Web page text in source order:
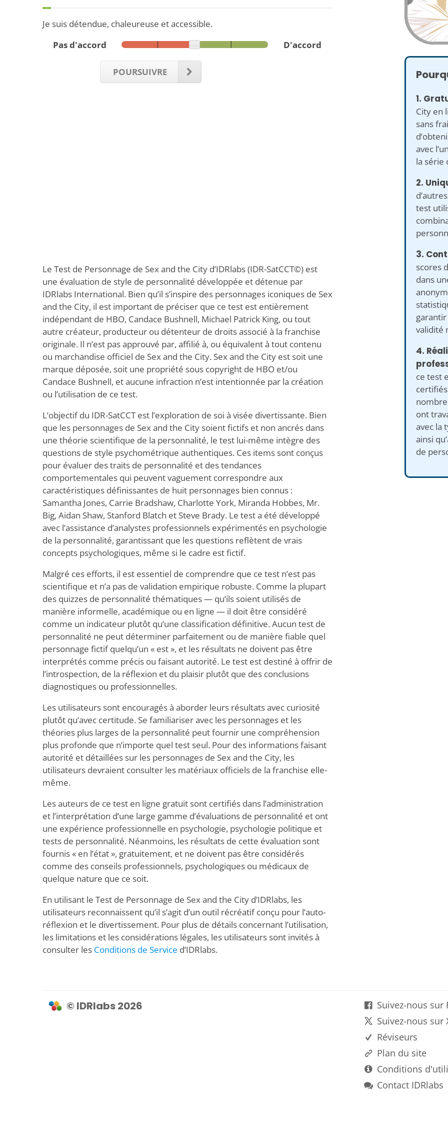
Je suis détendue, chaleureuse et accessible.
Pas d'accord
D'accord
POURSUIVRE
Le Test de Personnage de Sex and the City d’IDRlabs (IDR-SatCCT©) est
une évaluation de style de personnalité développée et détenue par
IDRlabs International. Bien qu’il s’inspire des personnages iconiques de Sex
and the City, il est important de préciser que ce test est entièrement
indépendant de HBO, Candace Bushnell, Michael Patrick King, ou tout
autre créateur, producteur ou détenteur de droits associé à la franchise
originale. Il n’est pas approuvé par, affilié à, ou équivalent à tout contenu
ou marchandise officiel de Sex and the City. Sex and the City est soit une
marque déposée, soit une propriété sous copyright de HBO et/ou
Candace Bushnell, et aucune infraction n’est intentionnée par la création
ou l’utilisation de ce test.
L’objectif du IDR-SatCCT est l’exploration de soi à visée divertissante. Bien
que les personnages de Sex and the City soient fictifs et non ancrés dans
une théorie scientifique de la personnalité, le test lui-même intègre des
questions de style psychométrique authentiques. Ces items sont conçus
pour évaluer des traits de personnalité et des tendances
comportementales qui peuvent vaguement correspondre aux
caractéristiques définissantes de huit personnages bien connus :
Samantha Jones, Carrie Bradshaw, Charlotte York, Miranda Hobbes, Mr.
Big, Aidan Shaw, Stanford Blatch et Steve Brady. Le test a été développé
avec l’assistance d’analystes professionnels expérimentés en psychologie
de la personnalité, garantissant que les questions reflètent de vrais
concepts psychologiques, même si le cadre est fictif.
Malgré ces efforts, il est essentiel de comprendre que ce test n’est pas
scientifique et n’a pas de validation empirique robuste. Comme la plupart
des quizzes de personnalité thématiques — qu’ils soient utilisés de
manière informelle, académique ou en ligne — il doit être considéré
comme un indicateur plutôt qu’une classification définitive. Aucun test de
personnalité ne peut déterminer parfaitement ou de manière fiable quel
personnage fictif quelqu’un « est », et les résultats ne doivent pas être
interprétés comme précis ou faisant autorité. Le test est destiné à offrir de
l’introspection, de la réflexion et du plaisir plutôt que des conclusions
diagnostiques ou professionnelles.
Les utilisateurs sont encouragés à aborder leurs résultats avec curiosité
plutôt qu’avec certitude. Se familiariser avec les personnages et les
théories plus larges de la personnalité peut fournir une compréhension
plus profonde que n’importe quel test seul. Pour des informations faisant
autorité et détaillées sur les personnages de Sex and the City, les
utilisateurs devraient consulter les matériaux officiels de la franchise elle-
même.
Les auteurs de ce test en ligne gratuit sont certifiés dans l’administration
et l’interprétation d’une large gamme d’évaluations de personnalité et ont
une expérience professionnelle en psychologie, psychologie politique et
tests de personnalité. Néanmoins, les résultats de cette évaluation sont
fournis « en l’état », gratuitement, et ne doivent pas être considérés
comme des conseils professionnels, psychologiques ou médicaux de
quelque nature que ce soit.
En utilisant le Test de Personnage de Sex and the City d’IDRlabs, les
utilisateurs reconnaissent qu’il s’agit d’un outil récréatif conçu pour l’auto-
réflexion et le divertissement. Pour plus de détails concernant l’utilisation,
les limitations et les considérations légales, les utilisateurs sont invités à
consulter les Conditions de Service d’IDRlabs.
1.
City en
sans
avec
la série
2.
test
3.
scores
dans
validité
4.
ce test
ont
avec la
ainsi
de
© IDRlabs 2026
Suivez-nous sur
Suivez-nous sur
Réviseurs
Plan du site
Conditions
Contact IDRlabs